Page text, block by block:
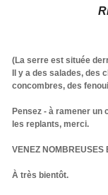
(La serre est située
Il y a des salades, des
concombres, des
Pensez - à ramener
les replants, merci.
VENEZ NOMBREUSES
À très bientôt.